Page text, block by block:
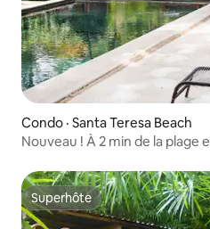
Condo · Santa Teresa Beach
Nouveau ! À 2 min de la plage
Superhôte
Superhôte